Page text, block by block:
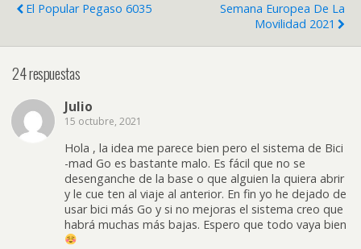
El Popular Pegaso 6035
Semana Europea De La
Movilidad 2021
24 respuestas
Julio
15 octubre, 2021
Hola , la idea me parece bien pero el sistema de Bici
-mad Go es bastante malo. Es fácil que no se
desenganche de la base o que alguien la quiera abrir
y le cue ten al viaje al anterior. En fin yo he dejado de
usar bici más Go y si no mejoras el sistema creo que
habrá muchas más bajas. Espero que todo vaya bien